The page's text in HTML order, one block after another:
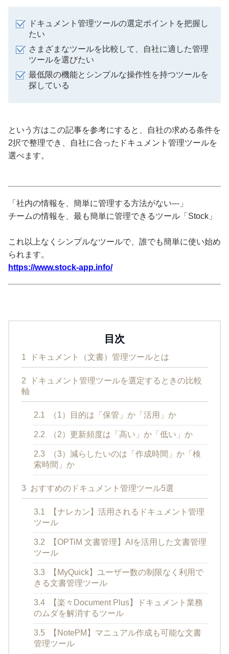
ドキュメント管理ツールの選定ポイントを把握し
たい
さまざまなツールを比較して、自社に適した管理
ツールを選びたい
最低限の機能とシンプルな操作性を持つツールを
探している
という方はこの記事を参考にすると、自社の求める条件を
2択で整理でき、自社に合ったドキュメント管理ツールを
選べます。
「社内の情報を、簡単に管理する方法がない---」
チームの情報を、最も簡単に管理できるツール「Stock」
これ以上なくシンプルなツールで、誰でも簡単に使い始め
られます。
https://www.stock-app.info/
目次
1 ドキュメント（文書）管理ツールとは
2
ドキュメント管理ツールを選定するときの比較
軸
2.1 （1）目的は「保管」か「活用」か
2.2 （2）更新頻度は「高い」か「低い」か
2.3
（3）減らしたいのは「作成時間」か「検
索時間」か
3 おすすめのドキュメント管理ツール5選
3.1
【ナレカン】活用されるドキュメント管理
ツール
3.2
【OPTiM 文書管理】AIを活用した文書管理
ツール
3.3
【MyQuick】ユーザー数の制限なく利用で
きる文書管理ツール
3.4
【楽々Document Plus】ドキュメント業務
のムダを解消するツール
3.5
【NotePM】マニュアル作成も可能な文書
管理ツール